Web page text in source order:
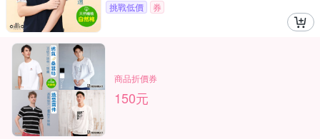
挑戰低價 券
商品折價券
150元